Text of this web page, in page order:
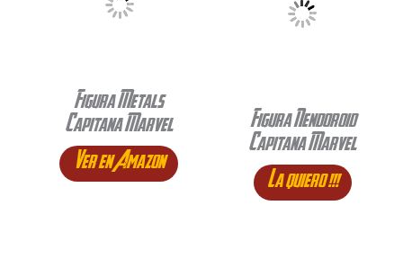
Figura Metals
Capitana Marvel
Ver en Amazon
Figura Nendoroid
Capitana Marvel
La quiero !!!